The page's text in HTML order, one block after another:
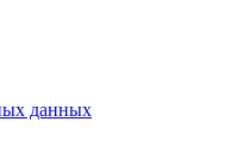
данных